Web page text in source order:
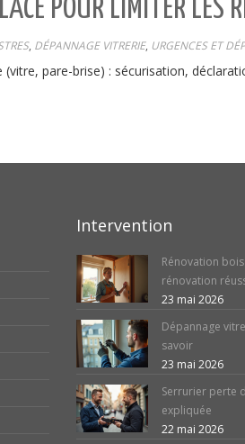
POUR LIMITER LES
, DÉPANNAGE VITRERIE, URGENCES ET
pare-brise) : sécurisation,
Intervention
Rénovation
rénovation
23 mai 2026
Dépannage
savoir
23 mai 2026
Serrurier perte
expliquée
22 mai 2026